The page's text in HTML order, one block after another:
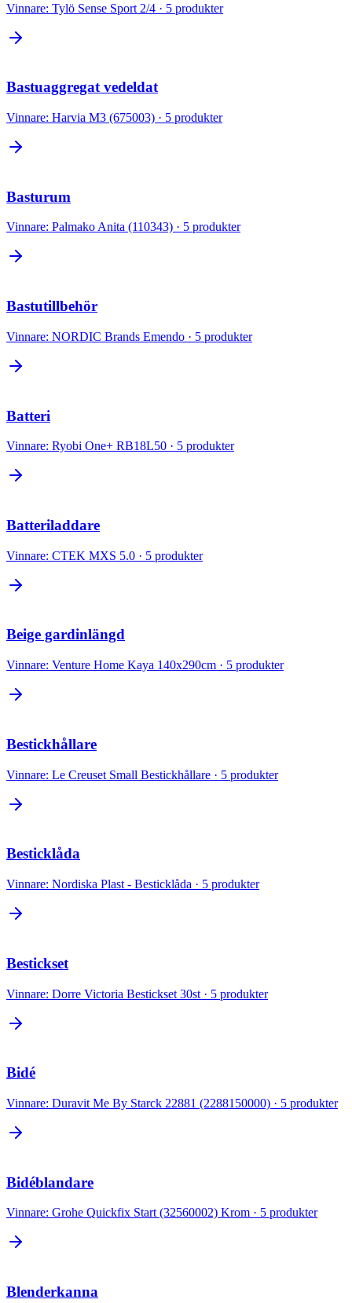
Vinnare: Tylö Sense Sport 2/4 · 5 produkter
Bastuaggregat vedeldat
Vinnare: Harvia M3 (675003) · 5 produkter
Basturum
Vinnare: Palmako Anita (110343) · 5 produkter
Bastutillbehör
Vinnare: NORDIC Brands Emendo · 5 produkter
Batteri
Vinnare: Ryobi One+ RB18L50 · 5 produkter
Batteriladdare
Vinnare: CTEK MXS 5.0 · 5 produkter
Beige gardinlängd
Vinnare: Venture Home Kaya 140x290cm · 5 produkter
Bestickhållare
Vinnare: Le Creuset Small Bestickhållare · 5 produkter
Besticklåda
Vinnare: Nordiska Plast - Besticklåda · 5 produkter
Bestickset
Vinnare: Dorre Victoria Bestickset 30st · 5 produkter
Bidé
Vinnare: Duravit Me By Starck 22881 (2288150000) · 5 produkter
Bidéblandare
Vinnare: Grohe Quickfix Start (32560002) Krom · 5 produkter
Blenderkanna